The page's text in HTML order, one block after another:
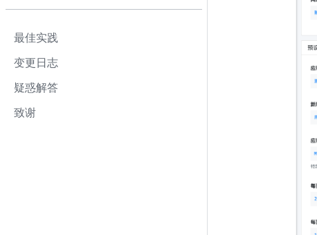
最佳实践
变更日志
疑惑解答
致谢